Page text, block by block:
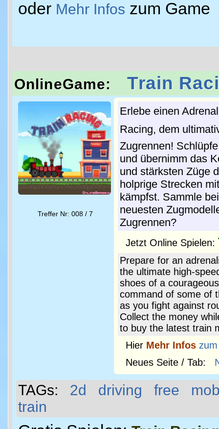
oder Mehr Infos zum Game
OnlineGame: Train
Treffer Nr: 008 / 7
Erlebe einen
Racing, dem
Zugrennen!
und übernimm das
und stärksten Züge
holprige Strecken
kämpfst. Sammle
neuesten
Zugrennen?
Jetzt Online Spielen:
Prepare for an
the ultimate high-
shoes of a
command of some of
as you fight against
Collect the money
to buy the latest train
Hier Mehr Infos
Neues Seite / Tab:
TAGs: 2d driving free
train